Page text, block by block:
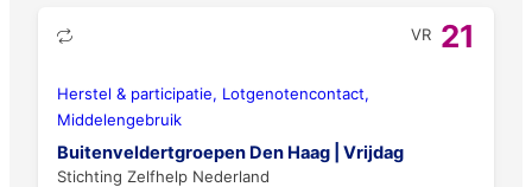
VR 21
Herstel & participatie, Lotgenotencontact,
Middelengebruik
Buitenveldertgroepen Den Haag | Vrijdag
Stichting Zelfhelp Nederland